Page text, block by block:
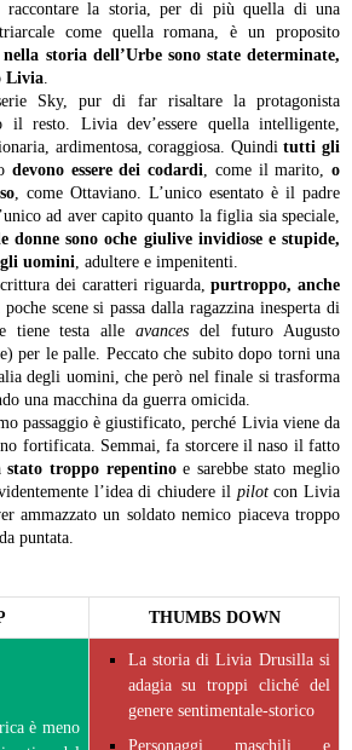
raccontare la storia, per di più quella di una
come quella romana, è un proposito
nella storia dell’Urbe sono state determinate,
Livia
Sky, pur di far risaltare la protagonista
resto. Livia dev’essere quella intelligente,
ardimentosa, coraggiosa. Quinditutti gli
devono essere dei codardi , come il marito,o
, come Ottaviano. L’unico esentato è il padre
ad aver capito quanto la figlia sia speciale,
donne sono oche giulive invidiose e stupide,
uomini , adultere e impenitenti.
dei caratteri riguarda,purtroppo, anche
scene si passa dalla ragazzina inesperta di
tiene testa alleavances del futuro Augusto
per le palle. Peccato che subito dopo torni una
degli uomini, che però nel finale si trasforma
una macchina da guerra omicida.
passaggio è giustificato, perché Livia viene da
fortificata. Semmai, fa storcere il naso il fatto
stato troppo repentinoe sarebbe stato meglio
l’idea di chiudere il pilotcon Livia
ammazzato un soldato nemico piaceva troppo
puntata.
THUMBS DOWN
è meno
La storia di Livia Drusilla si
adagia su troppi cliché del
genere sentimentale-storico
Personaggi maschili e